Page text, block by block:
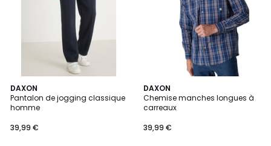
DAXON
Pantalon de jogging classique
homme
39,99 €
3,5
/ 5
2
Couleurs
DAXON
Chemise manches longues à
carreaux
39,99 €